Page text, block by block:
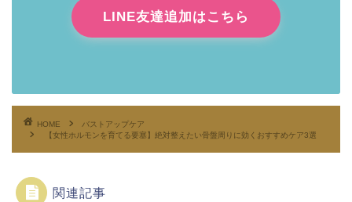
LINE友達追加はこちら
HOME
バストアップケア
【女性ホルモンを育てる要塞】絶対整えたい骨盤周りに効くおすすめケア3選
関連記事